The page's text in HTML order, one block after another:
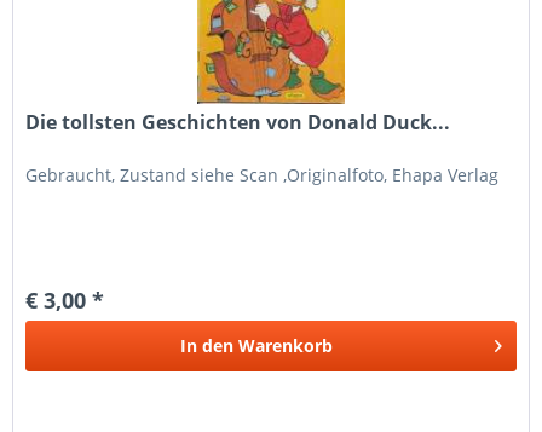
Die tollsten Geschichten von Donald Duck...
Gebraucht, Zustand siehe Scan ,Originalfoto, Ehapa Verlag
€ 3,00 *
In den Warenkorb